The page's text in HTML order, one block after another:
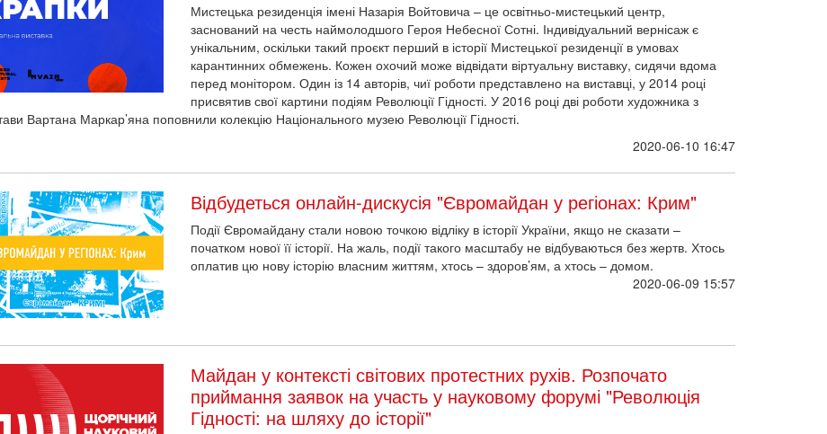
Мистецька резиденція імені Назарія Войтовича – це освітньо-мистецький центр,
заснований на честь наймолодшого Героя Небесної Сотні. Індивідуальний вернісаж є
унікальним, оскільки такий проєкт перший в історії Мистецької резиденції в умовах
карантинних обмежень. Кожен охочий може відвідати віртуальну виставку, сидячи вдома
перед монітором. Один із 14 авторів, чиї роботи представлено на виставці, у 2014 році
присвятив свої картини подіям Революції Гідності. У 2016 році дві роботи художника з
Вартана Маркар’яна поповнили колекцію Національного музею Революції Гідності.
2020-06-10 16:47
Відбудеться онлайн-дискусія "Євромайдан у регіонах: Крим"
Події Євромайдану стали новою точкою відліку в історії України, якщо не сказати –
початком нової її історії. На жаль, події такого масштабу не відбуваються без жертв. Хтось
оплатив цю нову історію власним життям, хтось – здоров’ям, а хтось – домом.
2020-06-09 15:57
Майдан у контексті світових протестних рухів. Розпочато
приймання заявок на участь у науковому форумі "Революція
Гідності: на шляху до історії"